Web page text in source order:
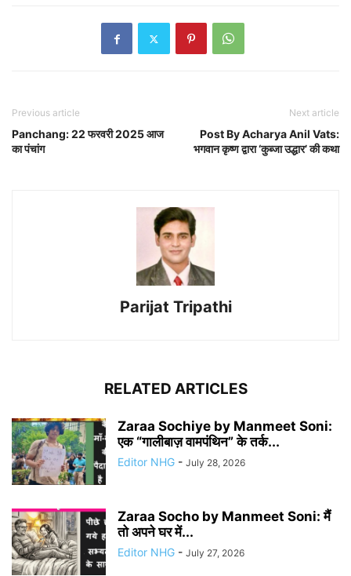
Previous article
Panchang: 22 फरवरी 2025 आज
का पंचांग
Next article
Post By Acharya Anil Vats:
भगवान कृष्ण द्वारा ‘कुब्जा उद्धार’ की कथा
Parijat Tripathi
RELATED ARTICLES
Zaraa Sochiye by Manmeet Soni:
एक “गालीबाज़ वामपंथिन” के तर्क...
Editor NHG - July 28, 2026
Zaraa Socho by Manmeet Soni: मैं
तो अपने घर में...
Editor NHG - July 27, 2026